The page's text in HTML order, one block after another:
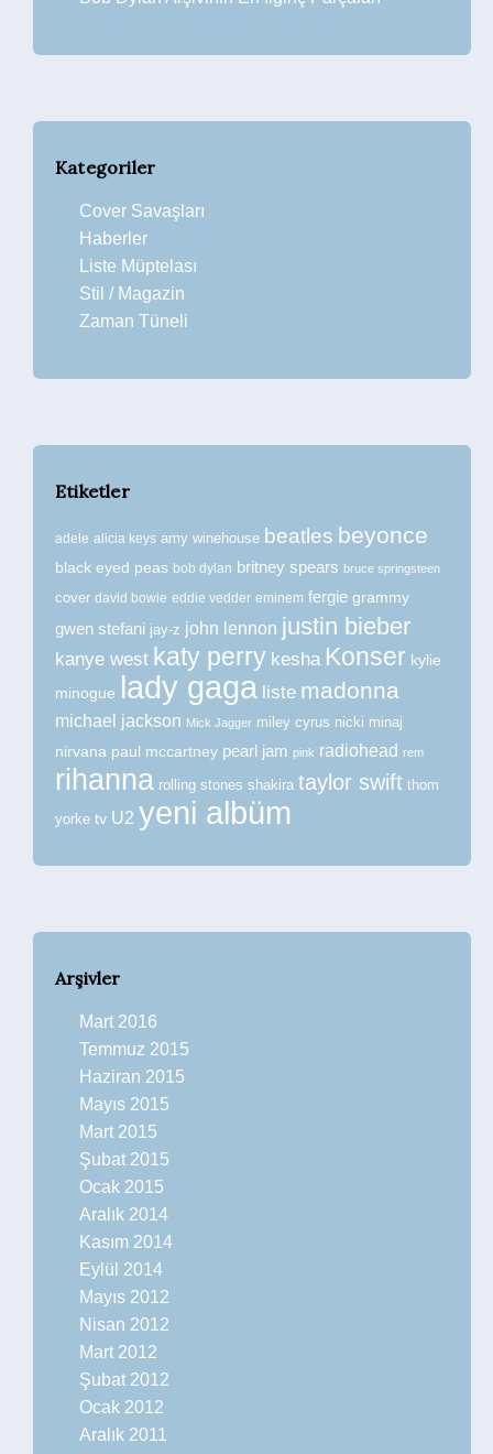
Kategoriler
Cover Savaşları
Haberler
Liste Müptelası
Stil / Magazin
Zaman Tüneli
Etiketler
adele alicia keys amy winehouse beatles beyonce
black eyed peas bob dylan britney spears bruce springsteen
cover david bowie eddie vedder eminem fergie grammy
gwen stefani jay-z john lennon justin bieber
kanye west katy perry kesha Konser kylie
minogue
lady gaga liste madonna
michael jackson Mick Jagger miley cyrus nicki minaj
nirvana paul mccartney pearl jam pink radiohead rem
rihanna rolling stones shakira taylor swift thom
yorke tv U2 yeni albüm
Arşivler
Mart 2016
Temmuz 2015
Haziran 2015
Mayıs 2015
Mart 2015
Şubat 2015
Ocak 2015
Aralık 2014
Kasım 2014
Eylül 2014
Mayıs 2012
Nisan 2012
Mart 2012
Şubat 2012
Ocak 2012
Aralık 2011